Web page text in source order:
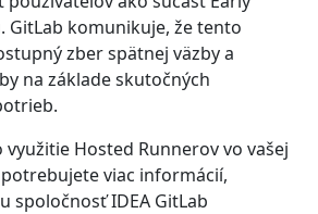
GitLab komunikuje, že tento
zber spätnej väzby a
na základe skutočných
Hosted Runnerov vo vašej
viac informácií,
spoločnosť IDEA GitLab